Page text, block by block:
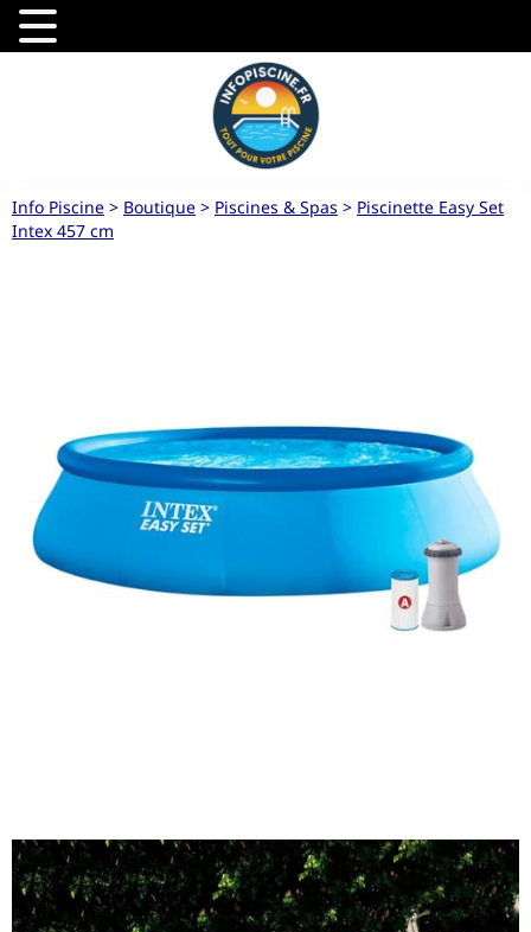
Info Piscine > Boutique > Piscines & Spas > Piscinette Easy Set
Intex 457 cm